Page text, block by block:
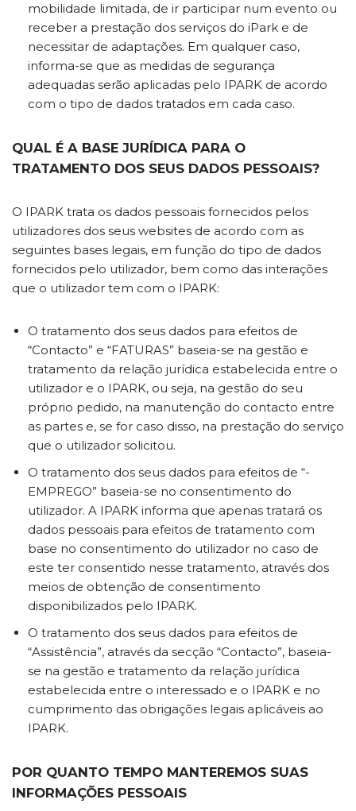
mobilidade limitada, de ir participar num evento ou
receber a prestação dos serviços do iPark e de
necessitar de adaptações. Em qualquer caso,
informa-se que as medidas de segurança
adequadas serão aplicadas pelo IPARK de acordo
com o tipo de dados tratados em cada caso.
QUAL É A BASE JURÍDICA PARA O
TRATAMENTO DOS SEUS DADOS PESSOAIS?
O IPARK trata os dados pessoais fornecidos pelos
utilizadores dos seus websites de acordo com as
seguintes bases legais, em função do tipo de dados
fornecidos pelo utilizador, bem como das interações
que o utilizador tem com o IPARK:
O tratamento dos seus dados para efeitos de
“Contacto” e “FATURAS” baseia-se na gestão e
tratamento da relação jurídica estabelecida entre o
utilizador e o IPARK, ou seja, na gestão do seu
próprio pedido, na manutenção do contacto entre
as partes e, se for caso disso, na prestação do serviço
que o utilizador solicitou.
O tratamento dos seus dados para efeitos de “-
EMPREGO” baseia-se no consentimento do
utilizador. A IPARK informa que apenas tratará os
dados pessoais para efeitos de tratamento com
base no consentimento do utilizador no caso de
este ter consentido nesse tratamento, através dos
meios de obtenção de consentimento
disponibilizados pelo IPARK.
O tratamento dos seus dados para efeitos de
“Assistência”, através da secção “Contacto”, baseia-
se na gestão e tratamento da relação jurídica
estabelecida entre o interessado e o IPARK e no
cumprimento das obrigações legais aplicáveis ao
IPARK.
POR QUANTO TEMPO MANTEREMOS SUAS
INFORMAÇÕES PESSOAIS